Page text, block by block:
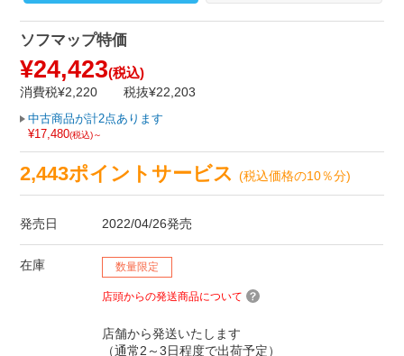
ソフマップ特価
¥24,423(税込)
消費税¥2,220 税抜¥22,203
中古商品が計2点あります
¥17,480(税込)～
2,443ポイントサービス(税込価格の10％分)
発売日 2022/04/26発売
在庫 数量限定
店頭からの発送商品について
店舗から発送いたします
（通常2～3日程度で出荷予定）